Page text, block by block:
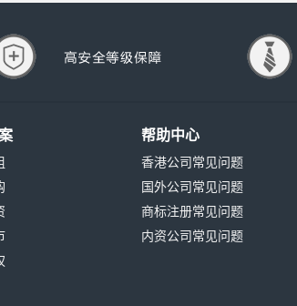
帮助中心
香港公司常见问题
国外公司常见问题
商标注册常见问题
内资公司常见问题